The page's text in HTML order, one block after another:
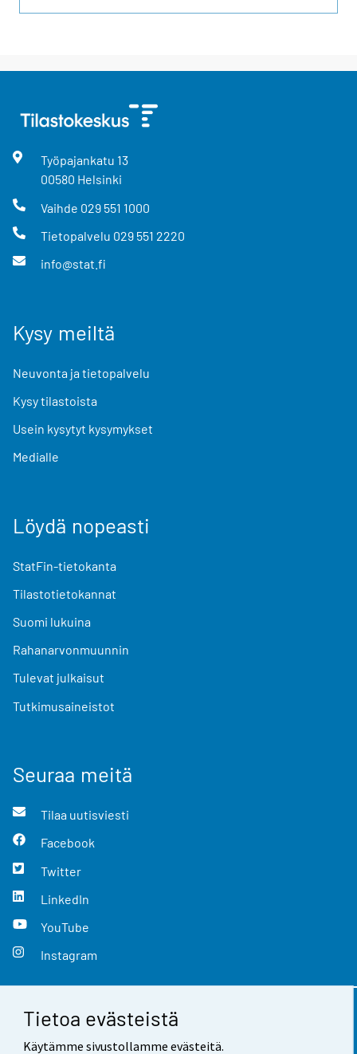
Tietoa evästeistä
Käytämme sivustollamme evästeitä.
Työpajankatu 13
00580 Helsinki
Vaihde 029 551 1000
Tietopalvelu 029 551 2220
info@stat.fi
Kysy meiltä
Neuvonta ja tietopalvelu
Kysy tilastoista
Usein kysytyt kysymykset
Medialle
Löydä nopeasti
StatFin-tietokanta
Tilastotietokannat
Suomi lukuina
Rahanarvonmuunnin
Tulevat julkaisut
Tutkimusaineistot
Seuraa meitä
Tilaa uutisviesti
Facebook
Twitter
LinkedIn
YouTube
Instagram
Yhteystiedot